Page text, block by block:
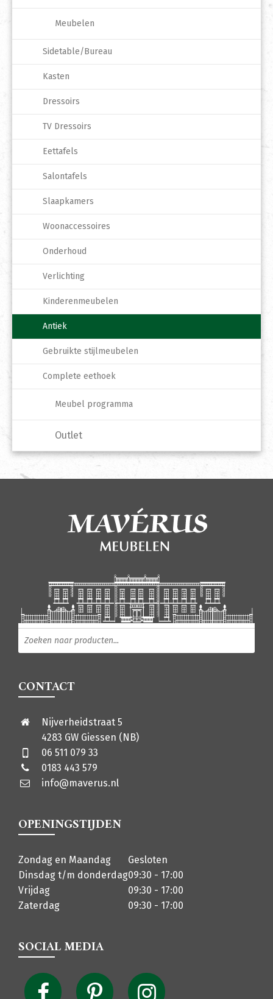
Meubelen
Sidetable/Bureau
Kasten
Dressoirs
TV Dressoirs
Eettafels
Salontafels
Slaapkamers
Woonaccessoires
Onderhoud
Verlichting
Kinderenmeubelen
Antiek
Gebruikte stijlmeubelen
Complete eethoek
Meubel programma
Outlet
Producten zoeken
CONTACT
Nijverheidstraat 5
4283 GW Giessen (NB)
06 511 079 33
0183 443 579
info@maverus.nl
OPENINGSTIJDEN
Zondag en Maandag
Gesloten
Dinsdag t/m donderdag09:30 - 17:00
Vrijdag
09:30 - 17:00
Zaterdag
09:30 - 17:00
SOCIAL MEDIA